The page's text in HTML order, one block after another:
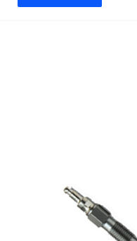
OPC Line
Bedrijfswagen parts